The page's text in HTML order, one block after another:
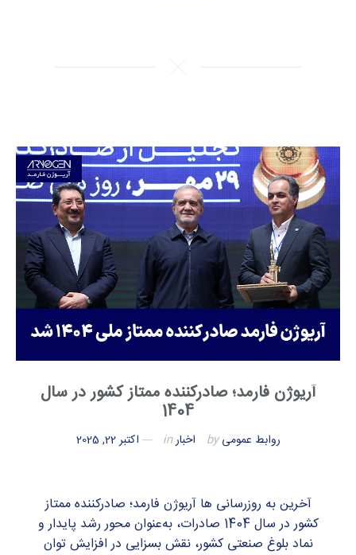
آریوژن فارمد؛ صادرکننده ممتاز کشور در سال
1404
روابط عمومیby اخبارin اکتبر 22, 2025
آخرین به روزرسانی ها آریوژن فارمد؛ صادرکننده ممتاز
کشور در سال 1404 صادرات، به‌عنوان محور رشد پایدار و
نماد بلوغ صنعتی کشور، نقش بسزایی در افزایش توان